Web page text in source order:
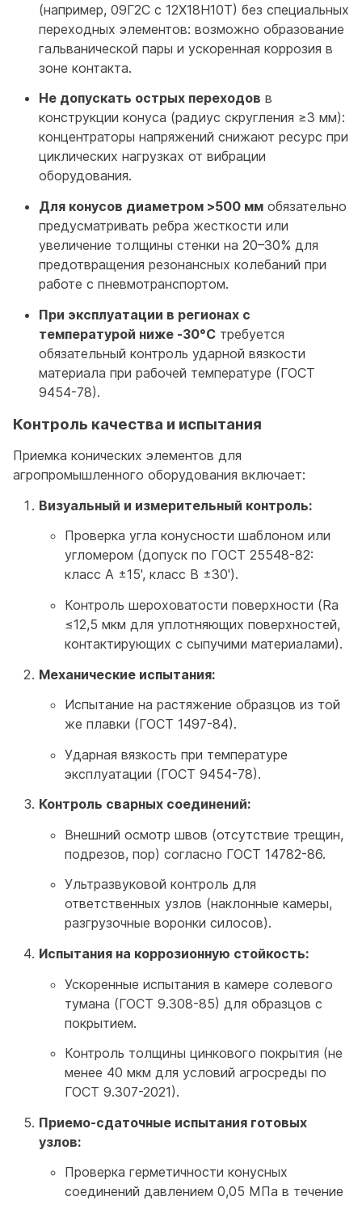
(например, 09Г2С с 12Х18Н10Т) без специальных
переходных элементов: возможно образование
гальванической пары и ускоренная коррозия в
зоне контакта.
Не допускать острых переходов в
конструкции конуса (радиус скругления ≥3 мм):
концентраторы напряжений снижают ресурс при
циклических нагрузках от вибрации
оборудования.
Для конусов диаметром >500 мм обязательно
предусматривать ребра жесткости или
увеличение толщины стенки на 20–30% для
предотвращения резонансных колебаний при
работе с пневмотранспортом.
При эксплуатации в регионах с
температурой ниже -30°С требуется
обязательный контроль ударной вязкости
материала при рабочей температуре (ГОСТ
9454-78).
Контроль качества и испытания
Приемка конических элементов для
агропромышленного оборудования включает:
Визуальный и измерительный контроль:
Проверка угла конусности шаблоном или
угломером (допуск по ГОСТ 25548-82:
класс А ±15', класс В ±30').
Контроль шероховатости поверхности (Ra
≤12,5 мкм для уплотняющих поверхностей,
контактирующих с сыпучими материалами).
Механические испытания:
Испытание на растяжение образцов из той
же плавки (ГОСТ 1497-84).
Ударная вязкость при температуре
эксплуатации (ГОСТ 9454-78).
Контроль сварных соединений:
Внешний осмотр швов (отсутствие трещин,
подрезов, пор) согласно ГОСТ 14782-86.
Ультразвуковой контроль для
ответственных узлов (наклонные камеры,
разгрузочные воронки силосов).
Испытания на коррозионную стойкость:
Ускоренные испытания в камере солевого
тумана (ГОСТ 9.308-85) для образцов с
покрытием.
Контроль толщины цинкового покрытия (не
менее 40 мкм для условий агросреды по
ГОСТ 9.307-2021).
Приемо-сдаточные испытания готовых
узлов:
Проверка герметичности конусных
соединений давлением 0,05 МПа в течение